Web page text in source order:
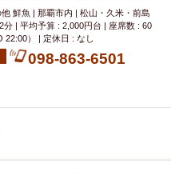
鮮魚 | 那覇市内 | 松山・久米・前島
| 平均予算 : 2,000円台 | 座席数 : 60
22:00） | 定休日 : なし
098-863-6501